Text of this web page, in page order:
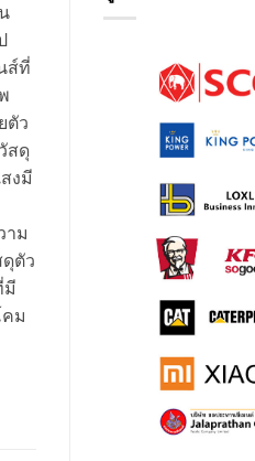
ส์ที่
ตัว
สดุ
งมี
าม
ตัว
มี
ม